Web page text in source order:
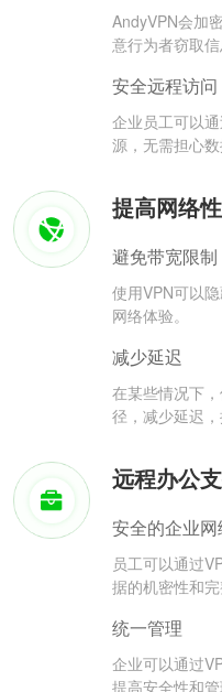
AndyVPN会加
意行为者窃取信
安全远程访问
企业员工可以
源，无需担心数
提高网络
避免带宽限制
使用VPN可以
网络体验。
减少延迟
在某些情况下
径，减少延迟，
远程办公
安全的企业
员工可以通过
据的机密性和完
统一管理
企业可以通过
提高安全性和管